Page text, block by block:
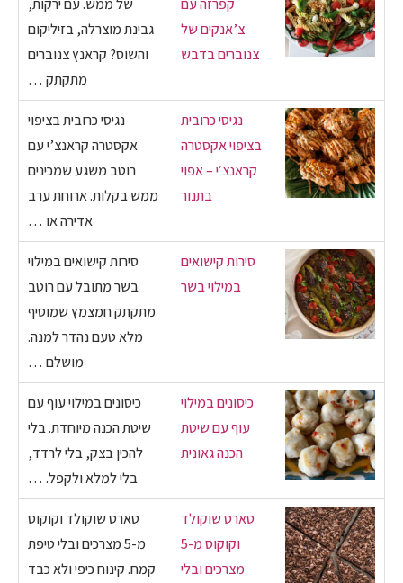
צ’אנקים של
צנוברים בדבש
גבינת מוצרלה, בזיליקום
והשוס? קראנץ צנוברים
מתקתק …
נגיסי כרובית
בציפוי אקסטרה
קראנצ׳י – אפוי
בתנור
נגיסי כרובית בציפוי
אקסטרה קראנצ’י עם
רוטב משגע שמכינים
ממש בקלות. ארוחת ערב
אדירה או …
סירות קישואים
במילוי בשר
סירות קישואים במילוי
בשר מתובל עם רוטב
מתקתק חמצמץ שמוסיף
מלא טעם נהדר למנה.
מושלם …
כיסונים במילוי
עוף עם שיטת
הכנה גאונית
כיסונים במילוי עוף עם
שיטת הכנה מיוחדת. בלי
להכין בצק, בלי לרדד,
בלי למלא ולקפל. …
טארט שוקולד
וקוקוס מ-5
מצרכים ובלי
טארט שוקולד וקוקוס
מ-5 מצרכים ובלי טיפת
קמח. קינוח כיפי ולא כבד